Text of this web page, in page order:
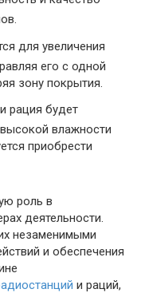
для увеличения
его с одной
зону покрытия.
рация будет
влажности
приобрести
роль в
деятельности.
незаменимыми
и обеспечения
и раций,